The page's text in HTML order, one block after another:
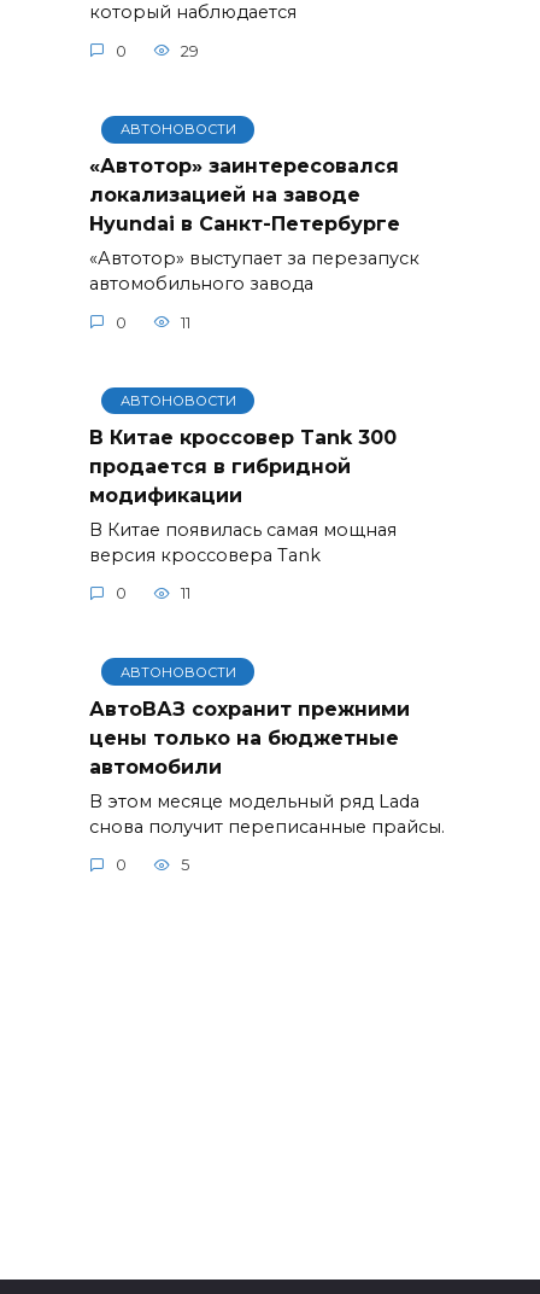
который наблюдается
0 29
АВТОНОВОСТИ
«Автотор» заинтересовался
локализацией на заводе
Hyundai в Санкт-Петербурге
«Автотор» выступает за перезапуск
автомобильного завода
0 11
АВТОНОВОСТИ
В Китае кроссовер Tank 300
продается в гибридной
модификации
В Китае появилась самая мощная
версия кроссовера Tank
0 11
АВТОНОВОСТИ
АвтоВАЗ сохранит прежними
цены только на бюджетные
автомобили
В этом месяце модельный ряд Lada
снова получит переписанные прайсы.
0 5